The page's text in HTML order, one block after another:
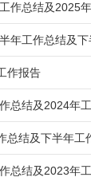
作总结及2025
年工作总结及下
作报告
总结及2024年
总结及下半年工
总结及2023年